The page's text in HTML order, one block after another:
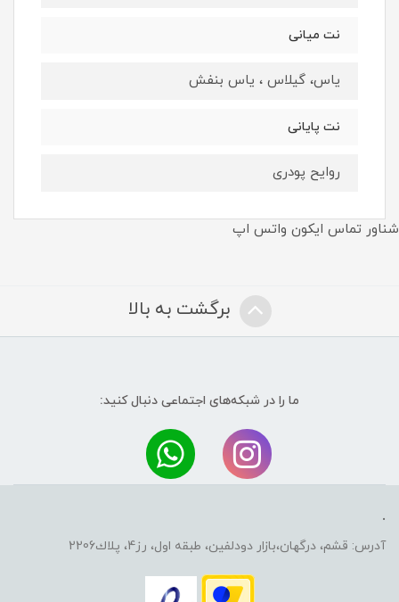
نت ميانى
یاس، گیلاس ، یاس بنفش
نت پايانى
روایح پودری
شناور تماس ایکون واتس اپ
برگشت به بالا
ما را در شبکه‌های اجتماعی دنبال کنید:
.
آدرس: قشم، درگهان،بازار دودلفين، طبقه اول، رز4، پلاك2206